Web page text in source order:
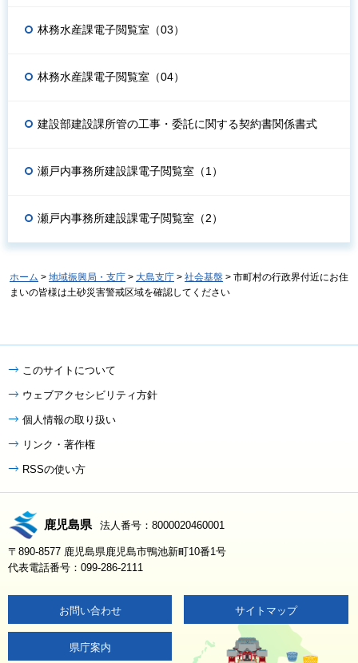
林務水産課電子閲覧室（03）
林務水産課電子閲覧室（04）
建設部建設課所管の工事・委託に関する契約書関係書式
瀬戸内事務所建設課電子閲覧室（1）
瀬戸内事務所建設課電子閲覧室（2）
ホーム > 地域振興局・支庁 > 大島支庁 > 社会基盤 > 市町村の行政界付近にお住
まいの皆様は土砂災害警戒区域を確認してください
このサイトについて
ウェブアクセシビリティ方針
個人情報の取り扱い
リンク・著作権
RSSの使い方
鹿児島県 法人番号：8000020460001
〒890-8577 鹿児島県鹿児島市鴨池新町10番1号
代表電話番号：099-286-2111
お問い合わせ サイトマップ
県庁案内